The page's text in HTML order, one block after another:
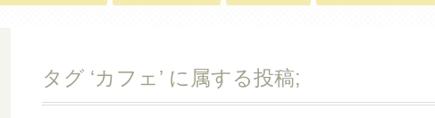
タグ ‘カフェ’ に属する投稿;